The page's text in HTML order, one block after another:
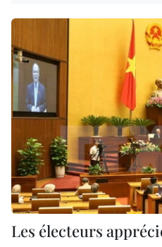
Les électeurs